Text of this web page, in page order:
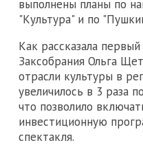
выполнены планы по
"Культура" и по
Как рассказала
Заксобрания Ольга
отрасли культуры в
увеличилось в 3 раза
что позволило
инвестиционную
спектакля.